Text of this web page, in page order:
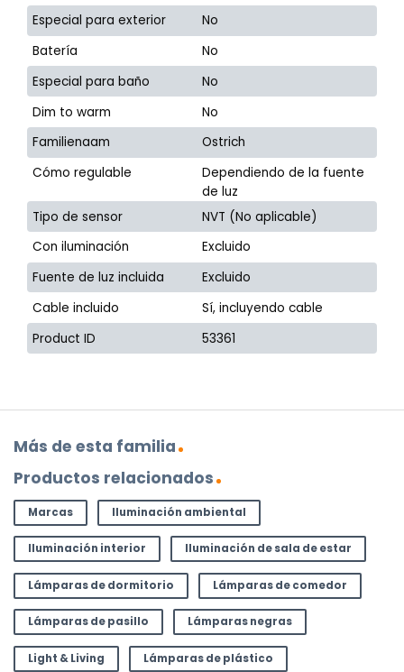
Especial para exterior
No
Batería
No
Especial para baño
No
Dim to warm
No
Familienaam
Ostrich
Cómo regulable
Dependiendo de la fuente
de luz
Tipo de sensor
NVT (No aplicable)
Con iluminación
Excluido
Fuente de luz incluida
Excluido
Cable incluido
Sí, incluyendo cable
Product ID
53361
Más de esta familia
Productos relacionados
Marcas Iluminación ambiental
Iluminación interior Iluminación de sala de estar
Lámparas de dormitorio Lámparas de comedor
Lámparas de pasillo Lámparas negras
Light & Living Lámparas de plástico